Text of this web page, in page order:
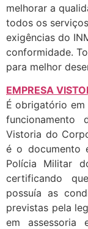
melhorar a
todos os
exigências do
conformidade.
para melhor
EMPRESA
É obrigatório
Vistoria do
é o documento
Polícia Militar
certificando
possuía as
previstas pela
em assessoria